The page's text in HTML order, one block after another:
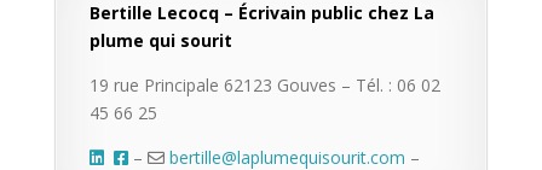
Bertille Lecocq – Écrivain public chez La
plume qui sourit
19 rue Principale 62123 Gouves – Tél. : 06 02
45 66 25
–
bertille@laplumequisourit.com –